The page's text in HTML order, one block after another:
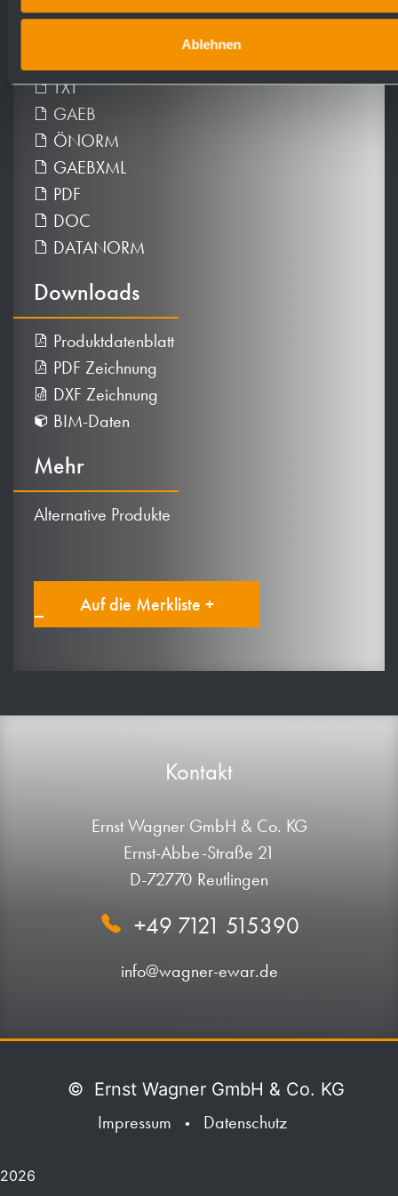
Ablehnen
Ausschreibungstexte
TXT
GAEB
ÖNORM
GAEBXML
PDF
DOC
DATANORM
Downloads
Produktdatenblatt
PDF Zeichnung
DXF Zeichnung
BIM-Daten
Mehr
Alternative Produkte
Auf die Merkliste +
Kontakt
Ernst Wagner GmbH & Co. KG
Ernst-Abbe-Straße 21
D-72770 Reutlingen
+49 7121 515390
info@wagner-ewar.de
© Ernst Wagner GmbH & Co. KG
Impressum
• Datenschutz
2026